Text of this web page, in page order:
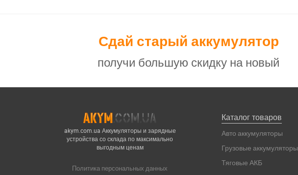
Сдай старый аккумулятор
получи большую скидку на новый
akym.com.ua Аккумуляторы и зарядные
устройства со склада по максимально
выгодным ценам
Политика персональных данных
Каталог товаров
Авто аккумуляторы
Грузовые аккумуляторы
Тяговые АКБ